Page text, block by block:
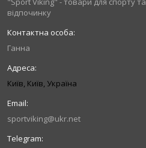
відпочинку
Ганна
Київ, Київ, Україна
sportviking@ukr.net